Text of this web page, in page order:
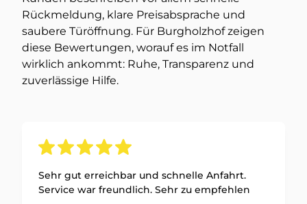
Rückmeldung, klare Preisabsprache und
saubere Türöffnung. Für Burgholzhof zeigen
diese Bewertungen, worauf es im Notfall
wirklich ankommt: Ruhe, Transparenz und
zuverlässige Hilfe.
Sehr gut erreichbar und schnelle Anfahrt.
Service war freundlich. Sehr zu empfehlen